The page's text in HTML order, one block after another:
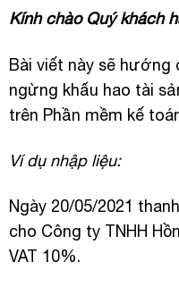
Kính chào Quý khách
Bài viết này sẽ hướng
ngừng khấu hao tài
trên Phần mềm kế
Ví dụ nhập liệu:
Ngày 20/05/2021
cho Công ty TNHH
VAT 10%.